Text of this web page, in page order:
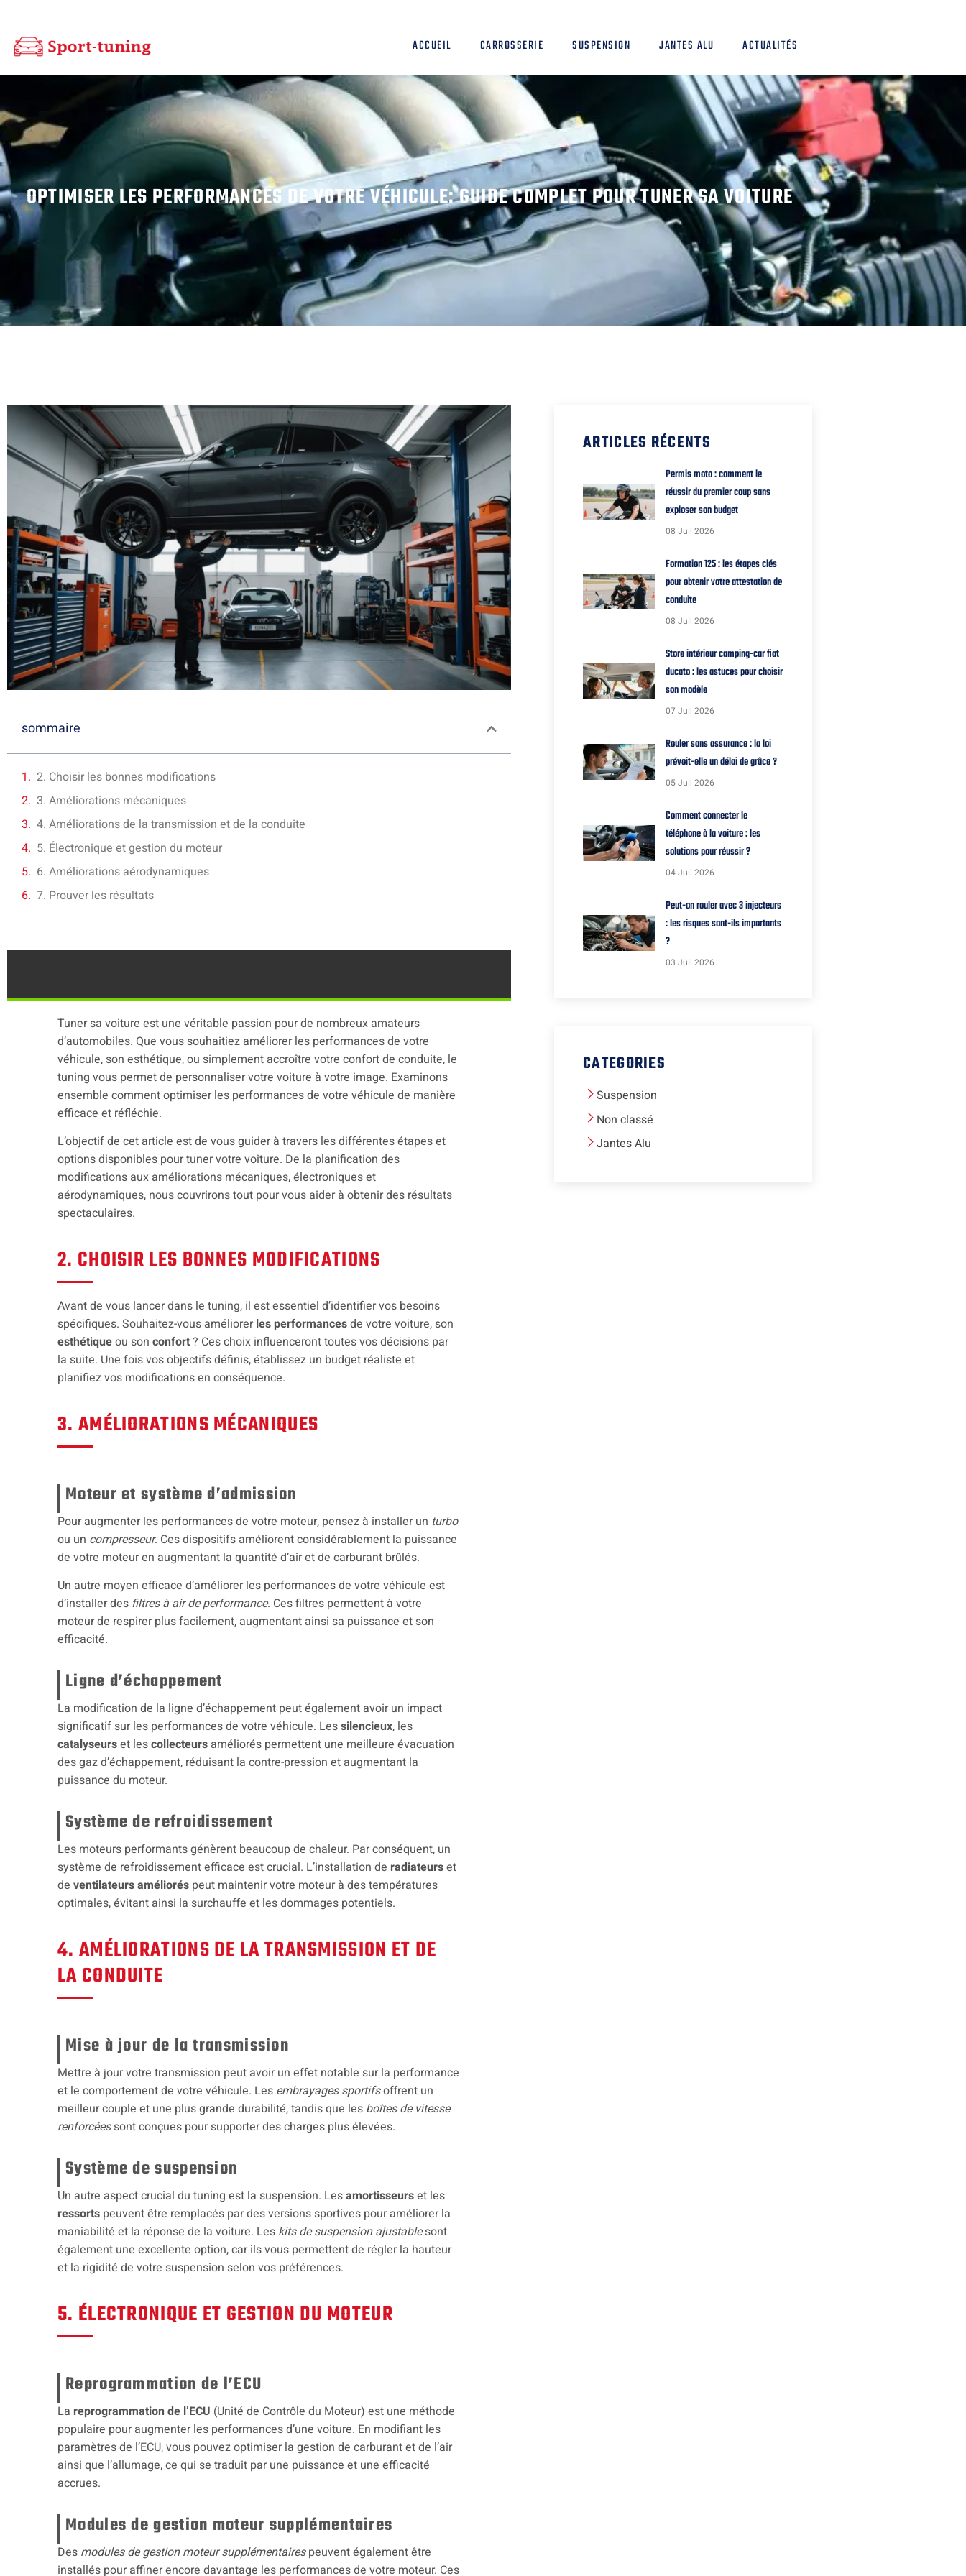
ACCUEIL CARROSSERIE SUSPENSION JANTES ALU ACTUALITÉS
OPTIMISER LES PERFORMANCES DE VOTRE VÉHICULE: GUIDE COMPLET POUR TUNER SA VOITURE
sommaire
2. Choisir les bonnes modifications
3. Améliorations mécaniques
4. Améliorations de la transmission et de la conduite
5. Électronique et gestion du moteur
6. Améliorations aérodynamiques
7. Prouver les résultats
Tuner sa voiture est une véritable passion pour de nombreux amateurs
d’automobiles. Que vous souhaitiez améliorer les performances de votre
véhicule, son esthétique, ou simplement accroître votre confort de conduite, le
tuning vous permet de personnaliser votre voiture à votre image. Examinons
ensemble comment optimiser les performances de votre véhicule de manière
efficace et réfléchie.
L’objectif de cet article est de vous guider à travers les différentes étapes et
options disponibles pour tuner votre voiture. De la planification des
modifications aux améliorations mécaniques, électroniques et
aérodynamiques, nous couvrirons tout pour vous aider à obtenir des résultats
spectaculaires.
2. CHOISIR LES BONNES MODIFICATIONS
Avant de vous lancer dans le tuning, il est essentiel d’identifier vos besoins
spécifiques. Souhaitez-vous améliorerles performancesde votre voiture, son
esthétiqueou sonconfort? Ces choix influenceront toutes vos décisions par
la suite. Une fois vos objectifs définis, établissez un budget réaliste et
planifiez vos modifications en conséquence.
3. AMÉLIORATIONS MÉCANIQUES
Moteur et système d’admission
Pour augmenter les performances de votre moteur, pensez à installer un turbo
ou un compresseur. Ces dispositifs améliorent considérablement la puissance
de votre moteur en augmentant la quantité d’air et de carburant brûlés.
Un autre moyen efficace d’améliorer les performances de votre véhicule est
d’installer des filtres à air de performance. Ces filtres permettent à votre
moteur de respirer plus facilement, augmentant ainsi sa puissance et son
efficacité.
Ligne d’échappement
La modification de la ligne d’échappement peut également avoir un impact
significatif sur les performances de votre véhicule. Lessilencieux, les
catalyseurset lescollecteurs améliorés permettent une meilleure évacuation
des gaz d’échappement, réduisant la contre-pression et augmentant la
puissance du moteur.
Système de refroidissement
Les moteurs performants génèrent beaucoup de chaleur. Par conséquent, un
système de refroidissement efficace est crucial. L’installation de radiateurset
deventilateurs améliorés peut maintenir votre moteur à des températures
optimales, évitant ainsi la surchauffe et les dommages potentiels.
4. AMÉLIORATIONS DE LA TRANSMISSION ET DE
LA CONDUITE
Mise à jour de la transmission
Mettre à jour votre transmission peut avoir un effet notable sur la performance
et le comportement de votre véhicule. Les embrayages sportifsoffrent un
meilleur couple et une plus grande durabilité, tandis que les boîtes de vitesse
renforcéessont conçues pour supporter des charges plus élevées.
Système de suspension
Un autre aspect crucial du tuning est la suspension. Lesamortisseurset les
ressorts peuvent être remplacés par des versions sportives pour améliorer la
maniabilité et la réponse de la voiture. Les kits de suspension ajustablesont
également une excellente option, car ils vous permettent de régler la hauteur
et la rigidité de votre suspension selon vos préférences.
5. ÉLECTRONIQUE ET GESTION DU MOTEUR
Reprogrammation de l’ECU
La reprogrammation de l’ECU (Unité de Contrôle du Moteur) est une méthode
populaire pour augmenter les performances d’une voiture. En modifiant les
paramètres de l’ECU, vous pouvez optimiser la gestion de carburant et de l’air
ainsi que l’allumage, ce qui se traduit par une puissance et une efficacité
accrues.
Modules de gestion moteur supplémentaires
Des modules de gestion moteur supplémentairespeuvent également être
installés pour affiner encore davantage les performances de votre moteur. Ces
ARTICLES RÉCENTS
Permis moto : comment le
réussir du premier coup sans
exploser son budget
08 Juil 2026
Formation 125 : les étapes clés
pour obtenir votre attestation de
conduite
08 Juil 2026
Store intérieur camping-car fiat
ducato : les astuces pour choisir
son modèle
07 Juil 2026
Rouler sans assurance : la loi
prévoit-elle un délai de grâce ?
05 Juil 2026
Comment connecter le
téléphone à la voiture : les
solutions pour réussir ?
04 Juil 2026
Peut-on rouler avec 3 injecteurs
: les risques sont-ils importants
?
03 Juil 2026
CATEGORIES
Suspension
Non classé
Jantes Alu